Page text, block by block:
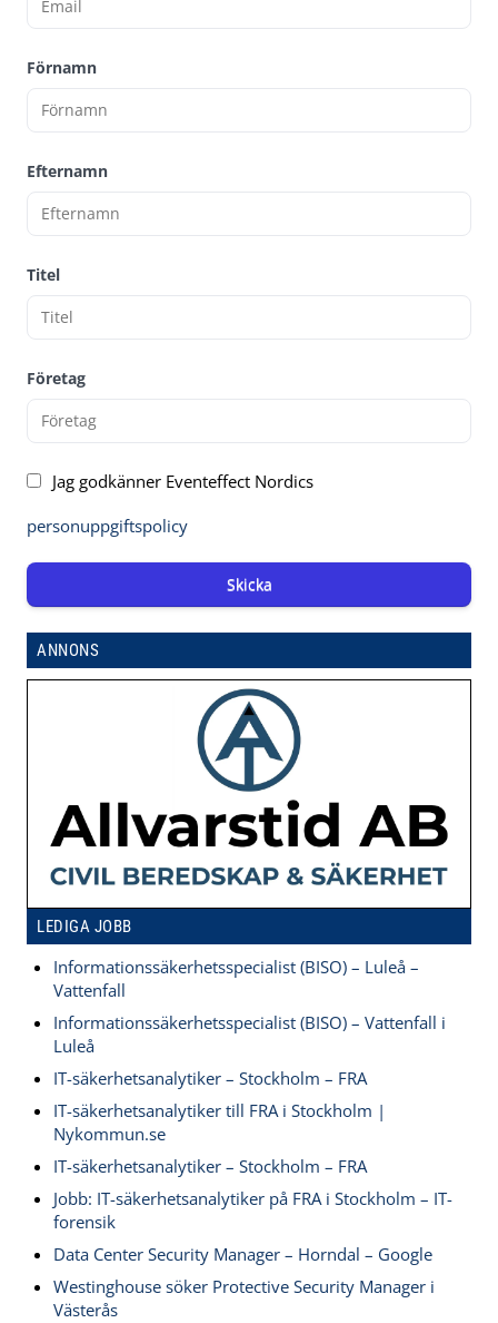
Förnamn
Efternamn
Titel
Företag
Jag godkänner Eventeffect Nordics
personuppgiftspolicy
Skicka
ANNONS
LEDIGA JOBB
Informationssäkerhetsspecialist (BISO) – Luleå –
Vattenfall
Informationssäkerhetsspecialist (BISO) – Vattenfall i
Luleå
IT-säkerhetsanalytiker – Stockholm – FRA
IT-säkerhetsanalytiker till FRA i Stockholm |
Nykommun.se
IT-säkerhetsanalytiker – Stockholm – FRA
Jobb: IT-säkerhetsanalytiker på FRA i Stockholm – IT-
forensik
Data Center Security Manager – Horndal – Google
Westinghouse söker Protective Security Manager i
Västerås